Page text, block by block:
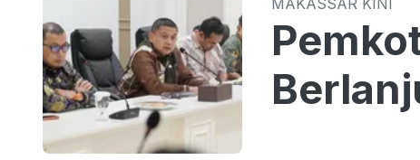
MAKASSAR KINI